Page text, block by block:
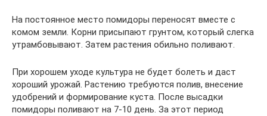
На постоянное место помидоры переносят вместе с
комом земли. Корни присыпают грунтом, который слегка
утрамбовывают. Затем растения обильно поливают.
При хорошем уходе культура не будет болеть и даст
хороший урожай. Растению требуются полив, внесение
удобрений и формирование куста. После высадки
помидоры поливают на 7-10 день. За этот период